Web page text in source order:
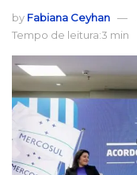
by Fabiana Ceyhan
Tempo de leitura:3 min